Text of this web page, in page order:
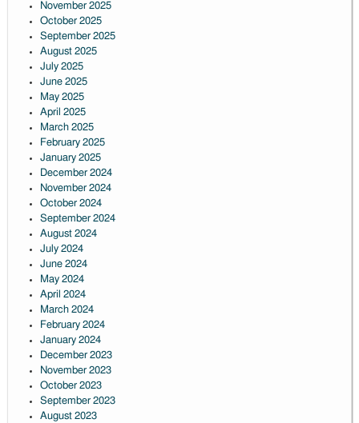
November 2025
October 2025
September 2025
August 2025
July 2025
June 2025
May 2025
April 2025
March 2025
February 2025
January 2025
December 2024
November 2024
October 2024
September 2024
August 2024
July 2024
June 2024
May 2024
April 2024
March 2024
February 2024
January 2024
December 2023
November 2023
October 2023
September 2023
August 2023